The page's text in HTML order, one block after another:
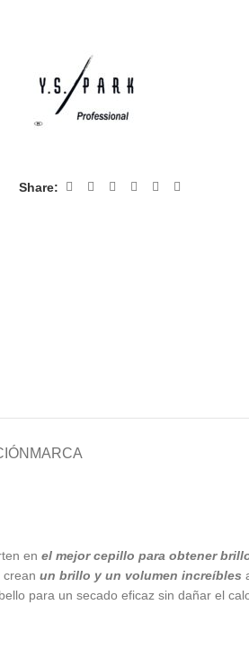
Share:
MARCA
en el mejor cepillo para obtener
crean un brillo y un volumen increíbles
para un secado eficaz sin dañar el